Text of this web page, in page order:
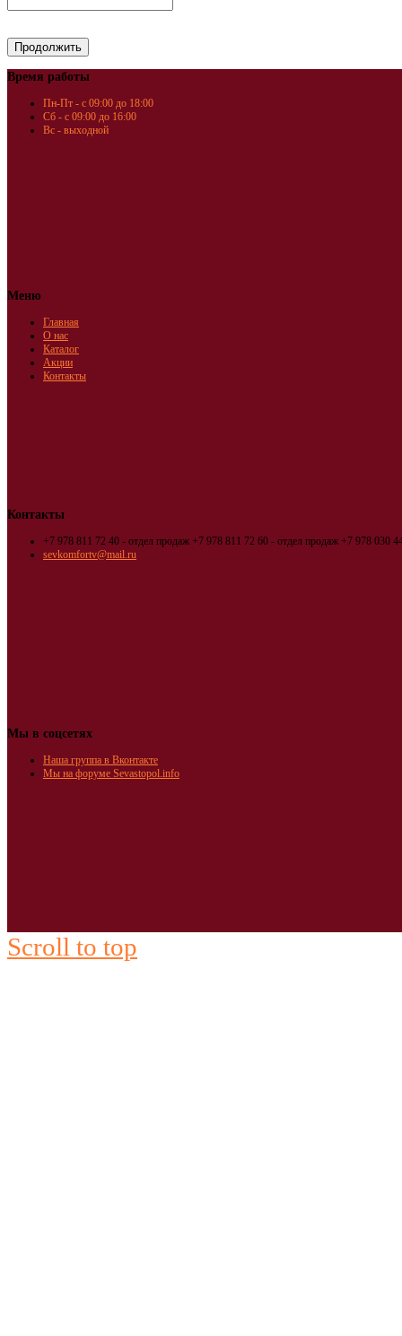
Время работы
Пн-Пт - с 09:00 до 18:00
Сб - с 09:00 до 16:00
Вс - выходной
Меню
Главная
О нас
Каталог
Акции
Контакты
Контакты
+7 978 811 72 40 - отдел продаж +7 978 811 72 60 - отдел продаж +7 978 030
sevkomfortv@mail.ru
Мы в соцсетях
Наша группа в Вконтакте
Мы на форуме Sevastopol.info
Scroll to top